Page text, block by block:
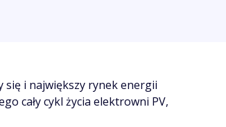
się i największy rynek energii
cały cykl życia elektrowni PV,